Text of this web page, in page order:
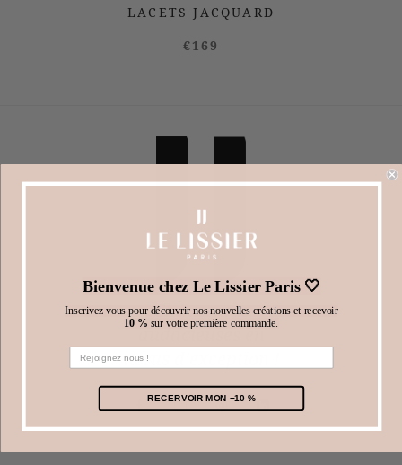
LACETS JACQUARD
€169
Chaussures
audacieuses en
tissus d’exception !
Bienvenue chez Le Lissier Paris 🤍
Inscrivez vous pour découvrir nos nouvelles créations et recevoir
10 % sur votre première commande.
RECERVOIR MON −10 %